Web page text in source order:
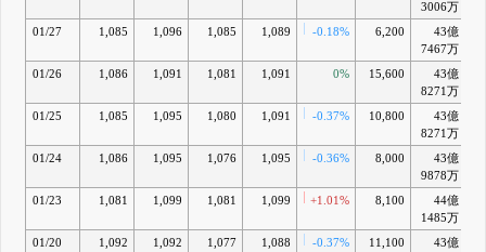
3006万
01/27 1,085 1,096 1,085 1,089 -0.18% 6,200
43億
7467万
01/26 1,086 1,091 1,081 1,091 0% 15,600
43億
8271万
01/25 1,085 1,095 1,080 1,091 -0.37% 10,800
43億
8271万
01/24 1,086 1,095 1,076 1,095 -0.36% 8,000
43億
9878万
01/23 1,081 1,099 1,081 1,099 +1.01% 8,100
44億
1485万
01/20 1,092 1,092 1,077 1,088 -0.37% 11,100
43億